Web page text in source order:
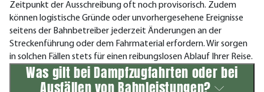
Zeitpunkt der Ausschreibung oft noch provisorisch. Zudem
können logistische Gründe oder unvorhergesehene Ereignisse
seitens der Bahnbetreiber jederzeit Änderungen an der
Streckenführung oder dem Fahrmaterial erfordern. Wir sorgen
in solchen Fällen stets für einen reibungslosen Ablauf Ihrer Reise.
Was gilt bei Dampfzugfahrten oder bei
Ausfällen von Bahnleistungen?